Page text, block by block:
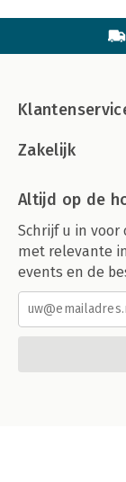
Zakelijk
Altijd op de
Schrijf u in
met relevante
events en de